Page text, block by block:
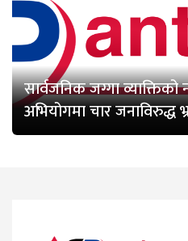
सार्वजनिक जग्गा व्याक्तिको
अभियोगमा चार जनाविरुद्ध